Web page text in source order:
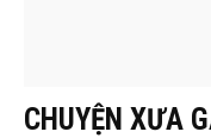
CHUYỆN XƯA